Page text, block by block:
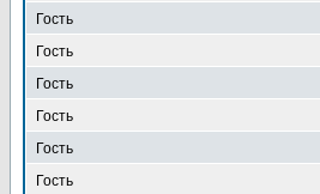
Гость
Гость
Гость
Гость
Гость
Гость